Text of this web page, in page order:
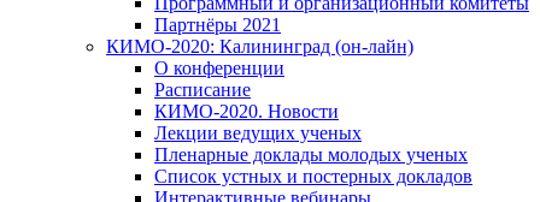
Партнёры 2021
КИМО-2020: Калининград (он-лайн)
О конференции
Расписание
КИМО-2020. Новости
Лекции ведущих ученых
Пленарные доклады молодых ученых
Список устных и постерных докладов
Интерактивные вебинары